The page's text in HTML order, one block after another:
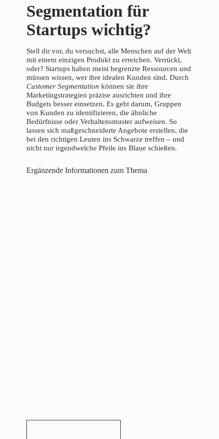
Segmentation für
Startups wichtig?
Stell dir vor, du versuchst, alle Menschen auf der Welt
mit einem einzigen Produkt zu erreichen. Verrückt,
oder? Startups haben meist begrenzte Ressourcen und
müssen wissen, wer ihre idealen Kunden sind. Durch
Customer Segmentation können sie ihre
Marketingstrategien präzise ausrichten und ihre
Budgets besser einsetzen. Es geht darum, Gruppen
von Kunden zu identifizieren, die ähnliche
Bedürfnisse oder Verhaltensmuster aufweisen. So
lassen sich maßgeschneiderte Angebote erstellen, die
bei den richtigen Leuten ins Schwarze treffen – und
nicht nur irgendwelche Pfeile ins Blaue schießen.
Ergänzende Informationen zum Thema